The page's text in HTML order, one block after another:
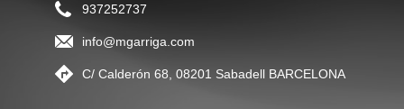
937252737
info@mgarriga.com
C/ Calderón 68, 08201 Sabadell BARCELONA